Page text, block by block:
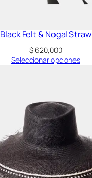
Black Felt & Nogal Straw
$ 620,000
Seleccionar opciones